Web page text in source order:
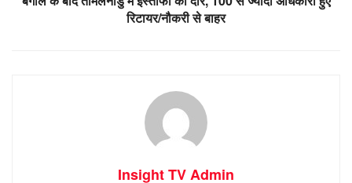
रिटायर/नौकरी से बाहर
Insight TV Admin